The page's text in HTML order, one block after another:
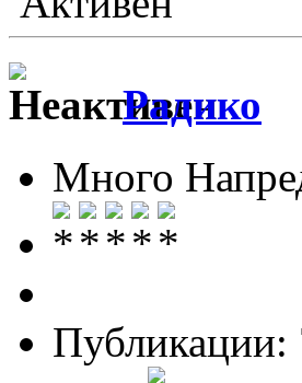
Радико
Много
Публикации: